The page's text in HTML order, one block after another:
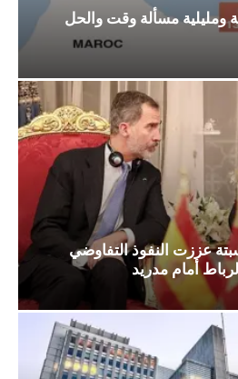
ومليلية مسألة وقت والحل
عززت النفوذ التفاوضي
أمام مدريد